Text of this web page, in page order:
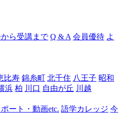
ャ
窪
から受講まで Q & A 会員優待 よ
比寿 錦糸町 北千住 八王子 昭和
浜 柏 川口 自由が丘 川越
ート・動画etc. 語学カレッジ 今